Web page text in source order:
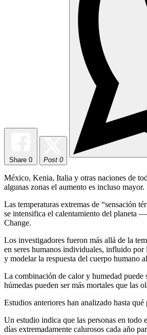
Share 0 Post 0
México, Kenia, Italia y otras naciones de
algunas zonas el aumento es incluso
Las temperaturas extremas de “sensación
se intensifica el calentamiento del planeta
Change.
Los investigadores fueron más allá de la
en seres humanos individuales, influido
y modelar la respuesta del cuerpo humano
La combinación de calor y humedad puede
húmedas pueden ser más mortales que las
Estudios anteriores han analizado hasta
Un estudio indica que las personas en todo
días extremadamente calurosos cada año